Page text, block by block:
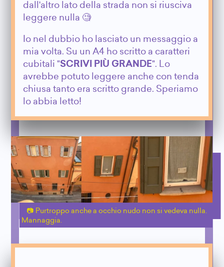
dall'altro lato della strada non si riusciva
leggere nulla 🧐
Io nel dubbio ho lasciato un messaggio a
mia volta. Su un A4 ho scritto a caratteri
cubitali "SCRIVI PIÙ GRANDE". Lo
avrebbe potuto leggere anche con tenda
chiusa tanto era scritto grande. Speriamo
lo abbia letto!
Purtroppo anche a occhio nudo non si vedeva nulla.
Mannaggia.